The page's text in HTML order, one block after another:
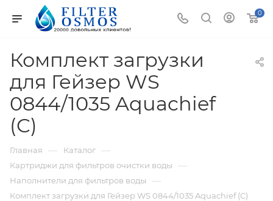
0
Комплект загрузки
для Гейзер WS
0844/1035 Aquachief
(C)
Главная — Каталог —
Картриджи для фильтров очистки воды —
Наполнители для фильтров воды —
Комплект загрузки для Гейзер WS 0844/1035 Aquachief (C)